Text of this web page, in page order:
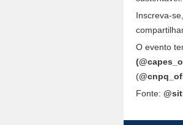
Inscreva-
O evento
(
Fonte: